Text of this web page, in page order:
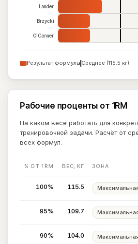
Lander
Brzycki
O'Conner
Результат формулы Среднее (115.5 кг)
Рабочие проценты от 1RM
На каком весе работать для
тренировочной задачи. Расчёт от
всех формул.
% ОТ 1RM ВЕС, КГ ЗОНА
100% 115.5
95% 109.7
90% 104.0